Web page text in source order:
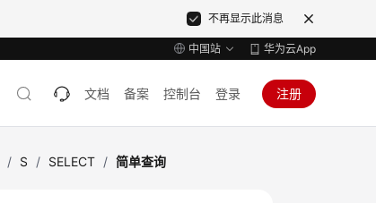
不再显示此消息
中国站 华为云App
文档 备案 控制台 登录 注册
/ S / SELECT / 简单查询